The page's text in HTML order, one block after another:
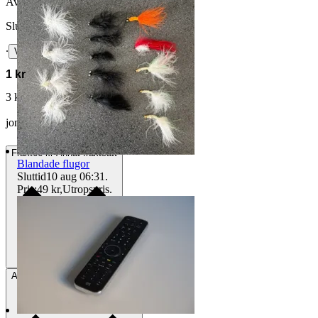
Slutpris
∙ Visa bud
1 kr
3 kr med köparskydd. Läs mer
jonbra71 vann auktionen
Frakt66 kr Annat fraktsätt
Avhämtning Torslanda, Sverige
Blandade flugor
Sluttid10 aug 06:31 .
Pris:49 kr,Utropspris.